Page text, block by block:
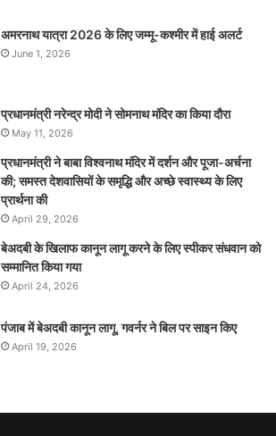
अमरनाथ यात्रा 2026 के लिए जम्मू-कश्मीर में हाई अलर्ट
June 1, 2026
प्रधानमंत्री नरेन्‍द्र मोदी ने सोमनाथ मंदिर का किया दौरा
May 11, 2026
प्रधानमंत्री ने बाबा विश्वनाथ मंदिर में दर्शन और पूजा-अर्चना
की; समस्‍त देशवासियों के समृद्धि और अच्छे स्वास्थ्य के लिए
प्रार्थना की
April 29, 2026
बेअदबी के खिलाफ कानून लागू करने के लिए स्पीकर संधवान को
सम्मानित किया गया
April 24, 2026
पंजाब में बेअदबी कानून लागू, गवर्नर ने बिल पर साइन किए
April 19, 2026